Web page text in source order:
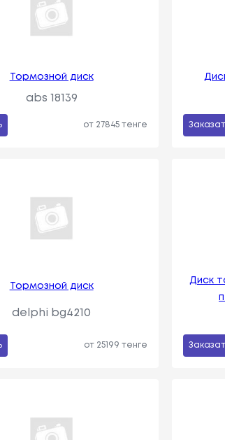
Тормозной диск
abs 18139
от 27845 тенге
Тормозной диск
delphi bg4210
от 25199 тенге
Диск